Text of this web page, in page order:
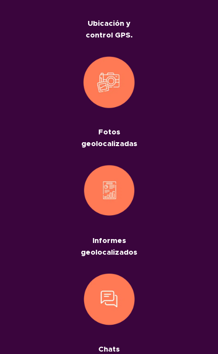
Ubicación y
control GPS.
Fotos
geolocalizadas
Informes
geolocalizados
Chats